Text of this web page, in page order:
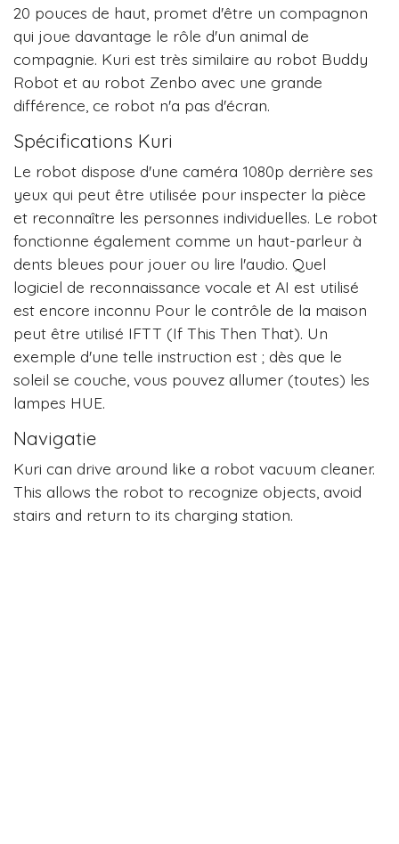
20 pouces de haut, promet d'être un compagnon
qui joue davantage le rôle d'un animal de
compagnie. Kuri est très similaire au robot Buddy
Robot et au robot Zenbo avec une grande
différence, ce robot n'a pas d'écran.
Spécifications Kuri
Le robot dispose d'une caméra 1080p derrière ses
yeux qui peut être utilisée pour inspecter la pièce
et reconnaître les personnes individuelles. Le robot
fonctionne également comme un haut-parleur à
dents bleues pour jouer ou lire l'audio. Quel
logiciel de reconnaissance vocale et AI est utilisé
est encore inconnu Pour le contrôle de la maison
peut être utilisé IFTT (If This Then That). Un
exemple d'une telle instruction est ; dès que le
soleil se couche, vous pouvez allumer (toutes) les
lampes HUE.
Navigatie
Kuri can drive around like a robot vacuum cleaner.
This allows the robot to recognize objects, avoid
stairs and return to its charging station.